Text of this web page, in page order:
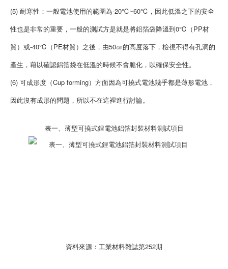
(5) 耐寒性：一般電池使用的範圍為-20℃~60℃，因此低溫之下的安全
性也是非常的重要，一般的測試方是就是將鋁箔袋降溫到0℃（PP材
質）或-40℃（PE材質）之後，由50㎝的高度落下，檢視不得有孔洞的
產生，藉以確認鋁箔袋在低溫的時候不會脆化，以確保安全性。
(6) 可成形度（Cup forming）方面因為可撓式電池幾乎都是薄形電池，
因此沒有成形的問題，所以不在這裡進行討論。
表一、薄型可撓式鋰電池鋁箔封裝材料測試項目
資料來源：工業材料雜誌第252期